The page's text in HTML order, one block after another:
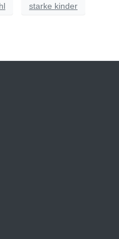
starke kinder